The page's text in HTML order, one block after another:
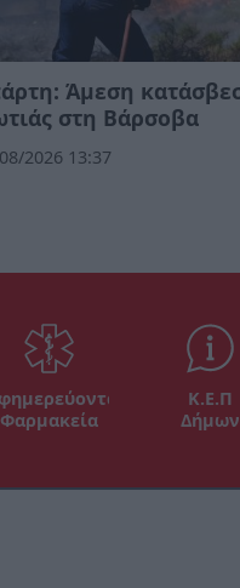
Άμεση
στη Βάρσοβα
2026 13:37
Φαρμακεία
Κ.Ε.Π
Δήμων